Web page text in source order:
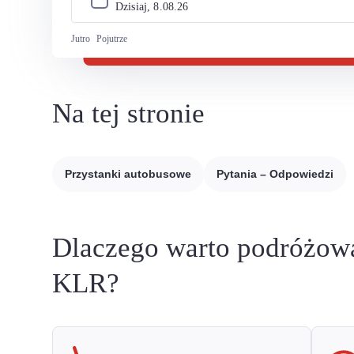
Dzisiaj, 8.08.26
Jutro Pojutrze
Na tej stronie
Przystanki autobusowe Pytania – Odpowiedzi
Dlaczego warto
KLR?